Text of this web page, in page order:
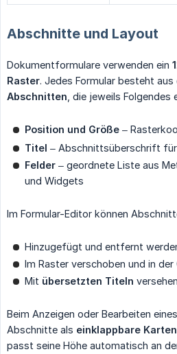
Abschnitte und Layout
Dokumentformulare verwenden ein
Raster. Jedes Formular besteht aus
Abschnitten , die jeweils Folgendes
Position und Größe –
Titel – Abschnittsüberschrift
Felder – geordnete Liste aus
und Widgets
Im Formular-Editor können
Hinzugefügt und entfernt
Im Raster verschoben und in
Mit übersetzten Titeln
Beim Anzeigen oder Bearbeiten
Abschnitte als einklappbare Karten
passt seine Höhe automatisch an